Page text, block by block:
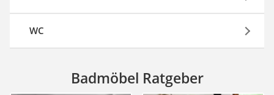
WC
Badmöbel Ratgeber